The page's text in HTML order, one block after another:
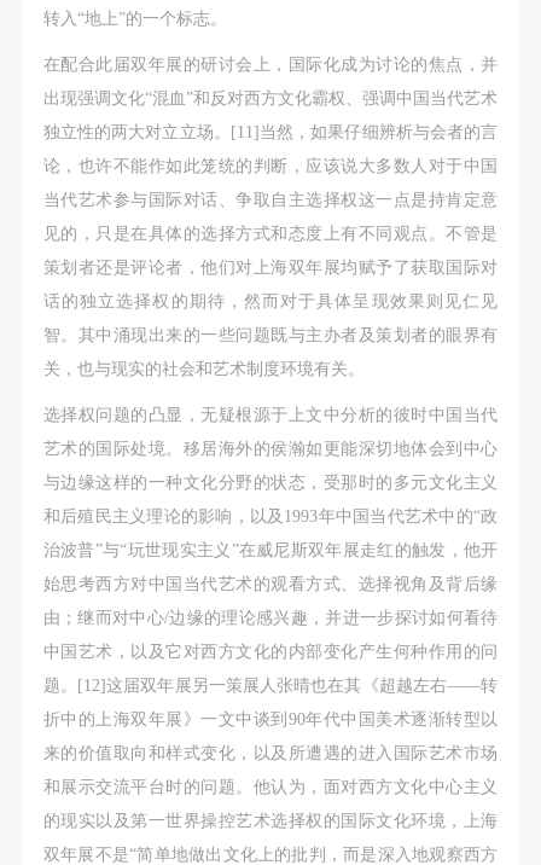
转入“地上”的一个标志。
在配合此届双年展的研讨会上，国际化成为讨论的焦点，并
出现强调文化“混血”和反对西方文化霸权、强调中国当代艺术
独立性的两大对立立场。[11]当然，如果仔细辨析与会者的言
论，也许不能作如此笼统的判断，应该说大多数人对于中国
当代艺术参与国际对话、争取自主选择权这一点是持肯定意
见的，只是在具体的选择方式和态度上有不同观点。不管是
策划者还是评论者，他们对上海双年展均赋予了获取国际对
话的独立选择权的期待，然而对于具体呈现效果则见仁见
智。其中涌现出来的一些问题既与主办者及策划者的眼界有
关，也与现实的社会和艺术制度环境有关。
选择权问题的凸显，无疑根源于上文中分析的彼时中国当代
艺术的国际处境。移居海外的侯瀚如更能深切地体会到中心
与边缘这样的一种文化分野的状态，受那时的多元文化主义
和后殖民主义理论的影响，以及1993年中国当代艺术中的“政
治波普”与“玩世现实主义”在威尼斯双年展走红的触发，他开
始思考西方对中国当代艺术的观看方式、选择视角及背后缘
由；继而对中心/边缘的理论感兴趣，并进一步探讨如何看待
中国艺术，以及它对西方文化的内部变化产生何种作用的问
题。[12]这届双年展另一策展人张晴也在其《超越左右——转
折中的上海双年展》一文中谈到90年代中国美术逐渐转型以
来的价值取向和样式变化，以及所遭遇的进入国际艺术市场
和展示交流平台时的问题。他认为，面对西方文化中心主义
的现实以及第一世界操控艺术选择权的国际文化环境，上海
双年展不是“简单地做出文化上的批判，而是深入地观察西方